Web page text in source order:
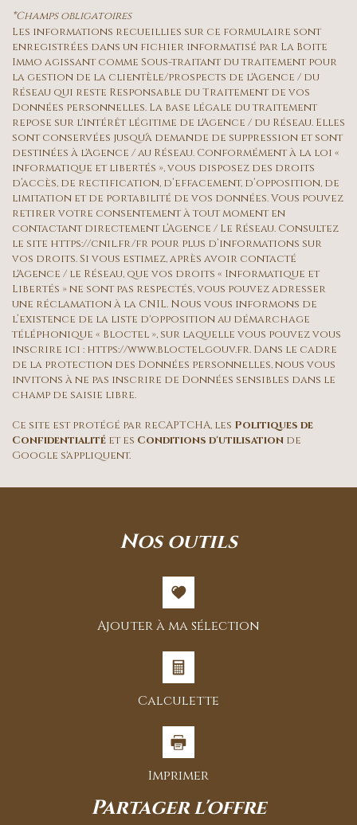
Nombre d'habitants
Propriétaires (vs. locataires)
59,22 %
Taxe habitation
12,18 %
Taxe foncière
9,79 %
Habitants de moins de 25 ans
23,07 %
Habitants de 25 à 55 ans
38,91 %
Habitants de plus de 55 ans
38,02 %
Nombre d'enfants par famille
0,72
Familles sans enfant
Familles avec 1 ou 2 enfants
41,82 %
Maisons
Appartements
20,85 %
Familles avec 3 enfants
4,67 %
*Champs obligatoires
Les informations recueillies sur ce formulaire sont
enregistrées dans un fichier informatisé par La Boite
Immo agissant comme Sous-traitant du traitement pour
la gestion de la clientèle/prospects de l'Agence / du
Réseau qui reste Responsable du Traitement de vos
Données personnelles. La base légale du traitement
repose sur l'intérêt légitime de l'Agence / du Réseau. Elles
sont conservées jusqu'à demande de suppression et sont
destinées à l'Agence / au Réseau. Conformément à la loi «
informatique et libertés », vous disposez des droits
d’accès, de rectification, d’effacement, d’opposition, de
limitation et de portabilité de vos données. Vous pouvez
retirer votre consentement à tout moment en
contactant directement l’Agence / Le Réseau. Consultez
le site https://cnil.fr/fr pour plus d’informations sur
vos droits. Si vous estimez, après avoir contacté
l'Agence / le Réseau, que vos droits « Informatique et
Libertés » ne sont pas respectés, vous pouvez adresser
une réclamation à la CNIL. Nous vous informons de
l’existence de la liste d'opposition au démarchage
téléphonique « Bloctel », sur laquelle vous pouvez vous
inscrire ici : https://www.bloctel.gouv.fr. Dans le cadre
de la protection des Données personnelles, nous vous
invitons à ne pas inscrire de Données sensibles dans le
champ de saisie libre.
Ce site est protégé par reCAPTCHA, les Politiques de
Confidentialité et es Conditions d'utilisation de
Google s'appliquent.
nos outils
Ajouter à ma sélection
Calculette
Imprimer
partager l'offre